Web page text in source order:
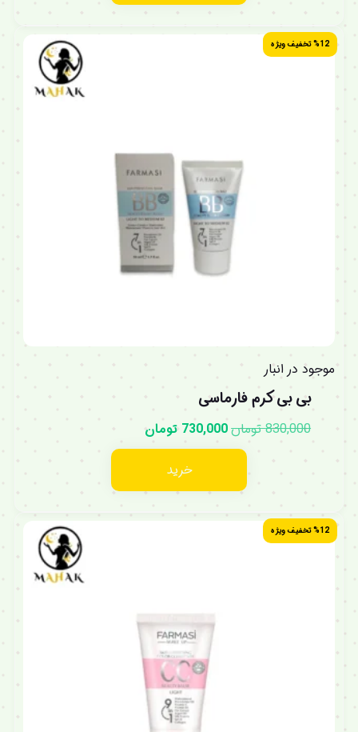
%12 تخفیف ویژه
موجود در انبار
بی بی کرم فارماسی
830,000 تومان730,000 تومان
خرید
%12 تخفیف ویژه